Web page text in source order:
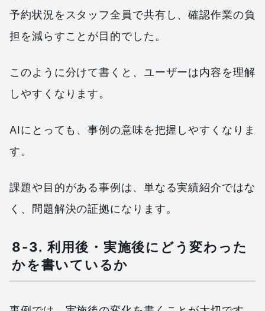
予約状況をスタッフ全員で共有し、確認作業の負
担を減らすことが目的でした。
このように分けて書くと、ユーザーは内容を理解
しやすくなります。
AIにとっても、事例の意味を把握しやすくなりま
す。
課題や目的がある事例は、単なる実績紹介ではな
く、問題解決の証拠になります。
8-3. 利用後・実施後にどう変わった
かを書いているか